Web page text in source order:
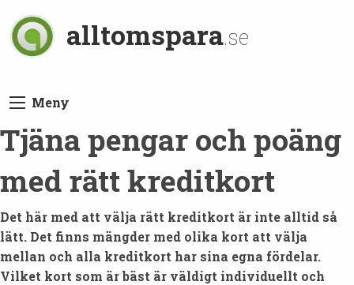
alltomspara.se
Meny
Tjäna pengar och poäng
med rätt kreditkort
Det här med att välja rätt kreditkort är inte alltid så
lätt. Det finns mängder med olika kort att välja
mellan och alla kreditkort har sina egna fördelar.
Vilket kort som är bäst är väldigt individuellt och